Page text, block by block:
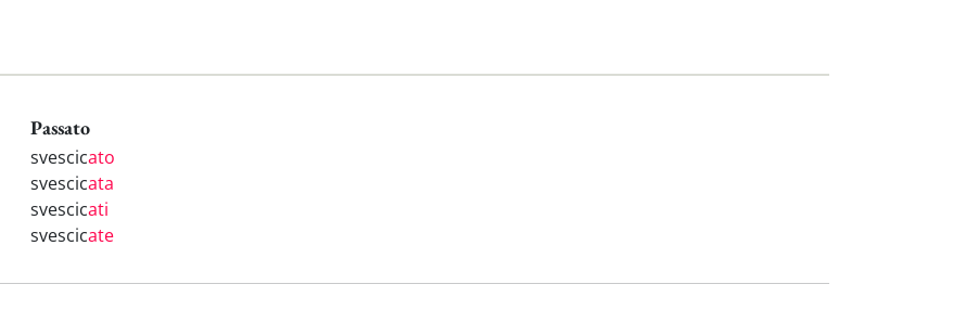
Passato
svescicato
svescicata
svescicati
svescicate